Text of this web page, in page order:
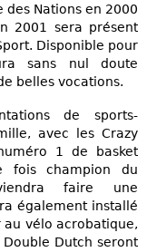
des Nations en 2000
2001 sera présent
Disponible pour
sans nul doute
belles vocations.
de sports-
avec les Crazy
1 de basket
fois champion du
faire une
également installé
vélo acrobatique,
Dutch seront